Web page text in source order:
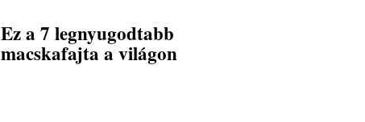
Ez a 7 legnyugodtabb
macskafajta a világon